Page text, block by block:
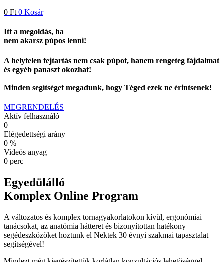
0 Ft 0 Kosár
Itt a megoldás, ha
nem akarsz púpos lenni!
A helytelen fejtartás nem csak púpot, hanem rengeteg fájdalmat
és egyéb panaszt okozhat!
Minden segítséget megadunk, hogy Téged ezek ne érintsenek!
MEGRENDELÉS
Aktív felhasználó
0 +
Elégedettségi arány
0 %
Videós anyag
0 perc
Egyedülálló
Komplex Online Program
A változatos és komplex tornagyakorlatokon kívül, ergonómiai
tanácsokat, az anatómia hátteret és bizonyítottan hatékony
segédeszközöket hoztunk el Nektek 30 évnyi szakmai tapasztalat
segítségével!